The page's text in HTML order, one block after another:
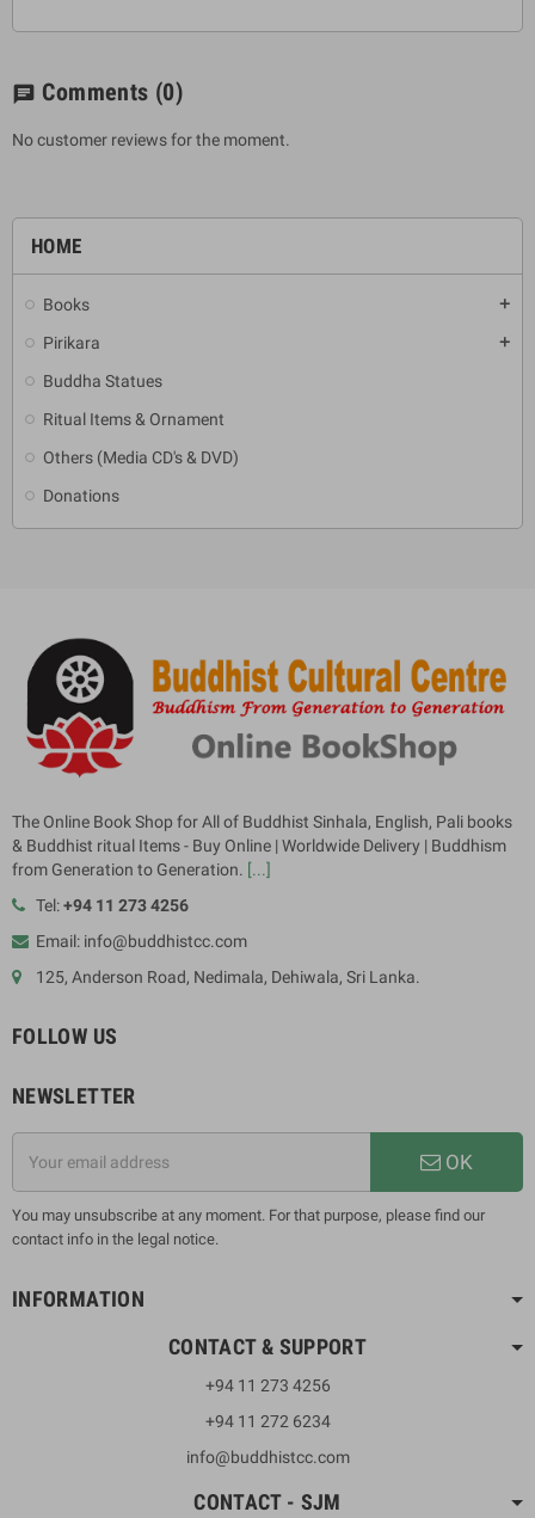
HOME
Books add
Pirikara add
Buddha Statues
Ritual Items & Ornament
Others (Media CD's & DVD)
Donations
chat Comments (0)
No customer reviews for the moment.
The Online Book Shop for All of Buddhist Sinhala, English, Pali books
& Buddhist ritual Items - Buy Online | Worldwide Delivery | Buddhism
from Generation to Generation. [...]
Tel:+94 11 273 4256
Email: info@buddhistcc.com
125, Anderson Road, Nedimala, Dehiwala, Sri Lanka.
FOLLOW US
NEWSLETTER
OK
You may unsubscribe at any moment. For that purpose, please find our
contact info in the legal notice.
INFORMATION
CONTACT & SUPPORT
+94 11 273 4256
+94 11 272 6234
info@buddhistcc.com
CONTACT - SJM